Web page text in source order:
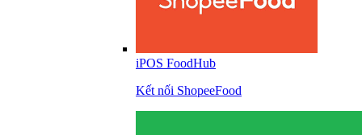
iPOS FoodHub
Kết nối ShopeeFood